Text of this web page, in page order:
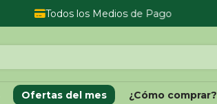
Todos los Medios de Pago
Ofertas del mes ¿Cómo comprar?